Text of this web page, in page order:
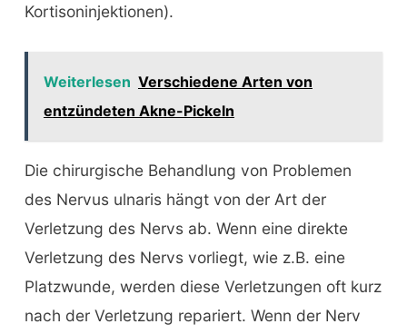
Kortisoninjektionen).
Weiterlesen Verschiedene Arten von
entzündeten Akne-Pickeln
Die chirurgische Behandlung von Problemen
des Nervus ulnaris hängt von der Art der
Verletzung des Nervs ab. Wenn eine direkte
Verletzung des Nervs vorliegt, wie z.B. eine
Platzwunde, werden diese Verletzungen oft kurz
nach der Verletzung repariert. Wenn der Nerv